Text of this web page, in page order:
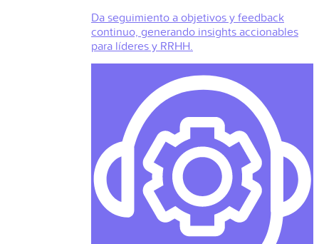
Da seguimiento a objetivos y feedback
continuo, generando insights accionables
para líderes y RRHH.